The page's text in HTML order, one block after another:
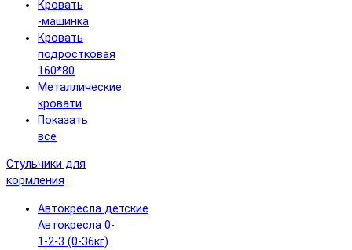
Кровать
-машинка
Кровать
подростковая
160*80
Металлические
кровати
Показать
все
Стульчики для
кормления
Автокресла детские
Автокресла 0-
1-2-3 (0-36кг)